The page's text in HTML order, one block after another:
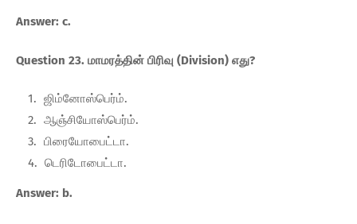
Answer: c.
Question 23. மாமரத்தின் பிரிவு (Division) எது?
ஜிம்னோஸ்பெர்ம்.
ஆஞ்சியோஸ்பெர்ம்.
பிரையோபைட்டா.
டெரிடோபைட்டா.
Answer: b.